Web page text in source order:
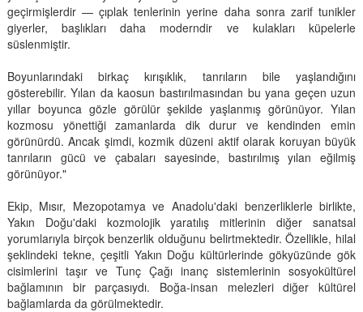
geçirmişlerdir — çıplak tenlerinin yerine daha sonra zarif tunikler
giyerler, başlıkları daha moderndir ve kulakları küpelerle
süslenmiştir.
Boyunlarındaki birkaç kırışıklık, tanrıların bile yaşlandığını
gösterebilir. Yılan da kaosun bastırılmasından bu yana geçen uzun
yıllar boyunca gözle görülür şekilde yaşlanmış görünüyor. Yılan
kozmosu yönettiği zamanlarda dik durur ve kendinden emin
görünürdü. Ancak şimdi, kozmik düzeni aktif olarak koruyan büyük
tanrıların gücü ve çabaları sayesinde, bastırılmış yılan eğilmiş
görünüyor."
Ekip, Mısır, Mezopotamya ve Anadolu'daki benzerliklerle birlikte,
Yakın Doğu'daki kozmolojik yaratılış mitlerinin diğer sanatsal
yorumlarıyla birçok benzerlik olduğunu belirtmektedir. Özellikle, hilal
şeklindeki tekne, çeşitli Yakın Doğu kültürlerinde gökyüzünde gök
cisimlerini taşır ve Tunç Çağı inanç sistemlerinin sosyokültürel
bağlamının bir parçasıydı. Boğa-insan melezleri diğer kültürel
bağlamlarda da görülmektedir.